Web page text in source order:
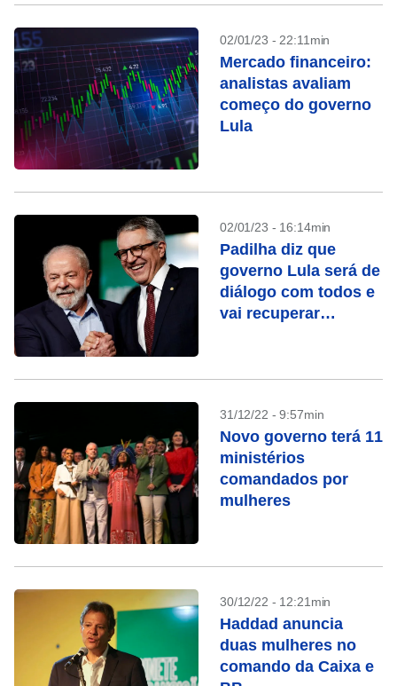
02/01/23 - 22:11min
Mercado financeiro:
analistas avaliam
começo do governo
Lula
02/01/23 - 16:14min
Padilha diz que
governo Lula será de
diálogo com todos e
vai recuperar
31/12/22 - 9:57min
Novo governo terá 11
ministérios
comandados por
mulheres
30/12/22 - 12:21min
Haddad anuncia
duas mulheres no
comando da Caixa e